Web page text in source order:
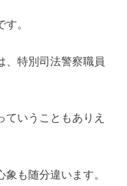
。
、特別司法警察職員
いうこともありえ
象も随分違います。